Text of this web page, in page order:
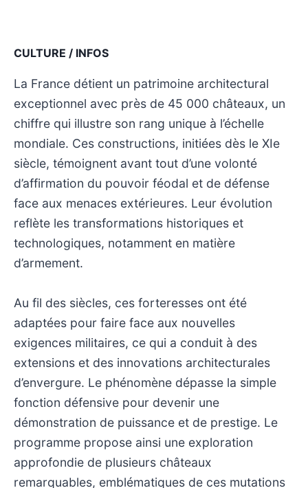
CULTURE / INFOS
La France détient un patrimoine architectural
exceptionnel avec près de 45 000 châteaux, un
chiffre qui illustre son rang unique à l’échelle
mondiale. Ces constructions, initiées dès le XIe
siècle, témoignent avant tout d’une volonté
d’affirmation du pouvoir féodal et de défense
face aux menaces extérieures. Leur évolution
reflète les transformations historiques et
technologiques, notamment en matière
d’armement.
Au fil des siècles, ces forteresses ont été
adaptées pour faire face aux nouvelles
exigences militaires, ce qui a conduit à des
extensions et des innovations architecturales
d’envergure. Le phénomène dépasse la simple
fonction défensive pour devenir une
démonstration de puissance et de prestige. Le
programme propose ainsi une exploration
approfondie de plusieurs châteaux
remarquables, emblématiques de ces mutations